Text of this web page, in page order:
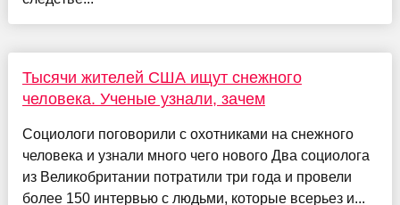
Тысячи жителей США ищут снежного
человека. Ученые узнали, зачем
Социологи поговорили с охотниками на снежного
человека и узнали много чего нового Два социолога
из Великобритании потратили три года и провели
более 150 интервью с людьми, которые всерьез и...